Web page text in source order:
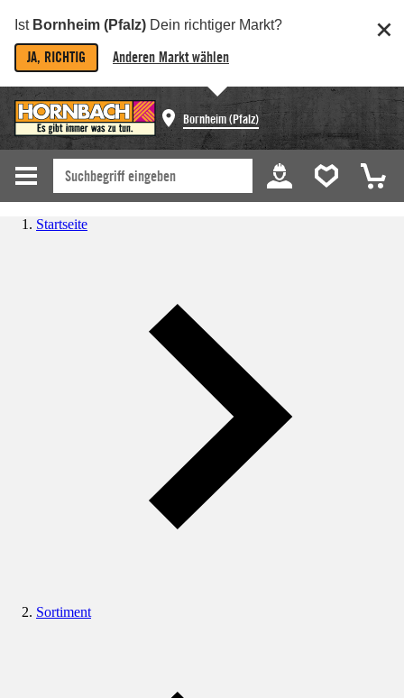
Ist Bornheim (Pfalz) Dein richtiger Markt?
JA, RICHTIG Anderen Markt wählen
Bornheim (Pfalz)
Startseite
Sortiment